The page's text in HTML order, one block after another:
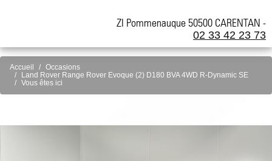
ZI Pommenauque 50500 CARENTAN -
02 33 42 23 73
Accueil
Occasions
Land Rover Range Rover Evoque (2) D180 BVA 4WD R-Dynamic SE
Vous êtes ici